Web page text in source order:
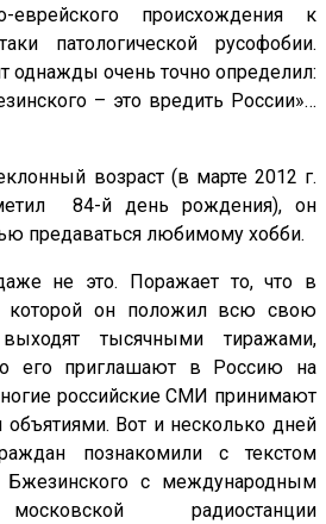
еврейского происхождения к
патологической русофобии.
однажды очень точно определил:
– это вредить России»…
возраст (в марте 2012 г.
84-й день рождения), он
предаваться любимому хобби.
не это. Поражает то, что в
которой он положил всю свою
тысячными тиражами,
его приглашают в Россию на
российские СМИ принимают
объятиями. Вот и несколько дней
познакомили с текстом
с международным
радиостанции